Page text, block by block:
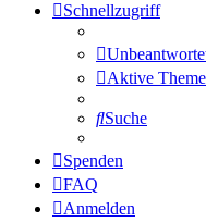
Schnellzugriff
Aktive
Suche
Spenden
FAQ
Anmelden